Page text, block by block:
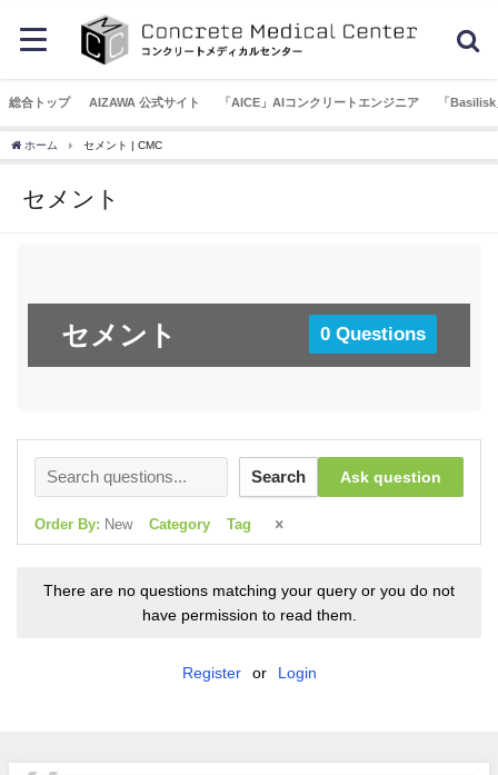
総合トップ AIZAWA 公式サイト 「AICE」AIコンクリートエンジニア 「
ホーム セメント | CMC
セメント
セメント 0 Questions
Ask question
Search
Order By: New Category Tag
There are no questions matching your query or you do not
have permission to read them.
Register or Login